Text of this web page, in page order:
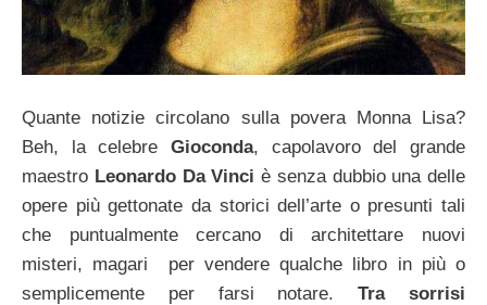
Quante notizie circolano sulla povera Monna Lisa?
Beh, la celebre Gioconda, capolavoro del grande
maestro Leonardo Da Vinci è senza dubbio una delle
opere più gettonate da storici dell’arte o presunti tali
che puntualmente cercano di architettare nuovi
misteri, magari per vendere qualche libro in più o
semplicemente per farsi notare.Tra sorrisi